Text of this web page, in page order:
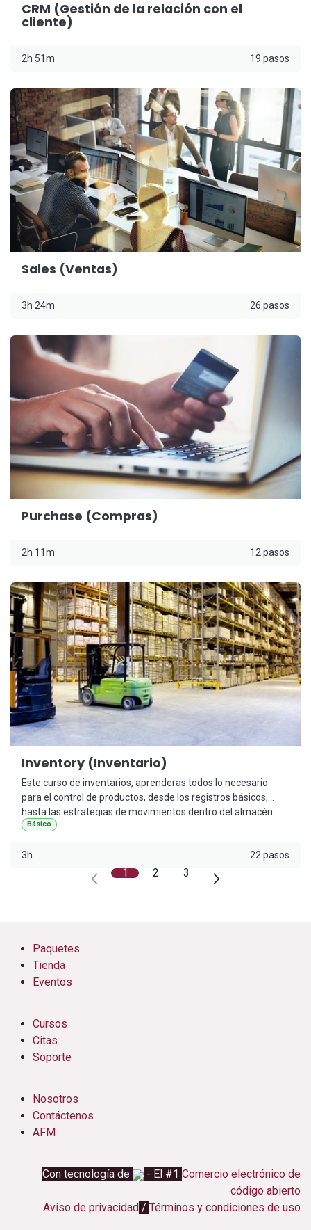
CRM (Gestión de la relación con el
cliente)
2h 51m 19 pasos
Sales (Ventas)
3h 24m 26 pasos
Purchase (Compras)
2h 11m 12 pasos
Inventory (Inventario)
Este curso de inventarios, aprenderas todos lo necesario
para el control de productos, desde los registros básicos,
hasta las estrategias de movimientos dentro del almacén.
Básico
3h 22 pasos
1 2 3
Paquetes
Tienda
Eventos
Cursos
Citas
Soporte
Nosotros
Contáctenos
AFM
Con tecnología de - El #1 Comercio electrónico de
código abierto
Aviso de privacidad / Términos y condiciones de uso